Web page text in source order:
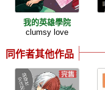
我的英雄學院
clumsy love
同作者其他作品